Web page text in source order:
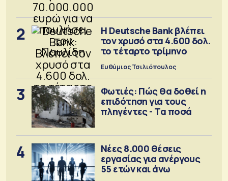
2
Η Deutsche Bank βλέπει
τον χρυσό στα 4.600 δολ.
το τέταρτο τρίμηνο
Ευθύμιος Τσιλιόπουλος
3
Φωτιές: Πώς θα δοθεί η
επιδότηση για τους
πληγέντες - Τα ποσά
4
Νέες 8.000 θέσεις
εργασίας για ανέργους
55 ετών και άνω